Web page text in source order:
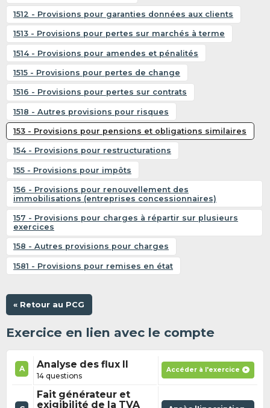
1512 - Provisions pour garanties données aux clients
1513 - Provisions pour pertes sur marchés à terme
1514 - Provisions pour amendes et pénalités
1515 - Provisions pour pertes de change
1516 - Provisions pour pertes sur contrats
1518 - Autres provisions pour risques
153 - Provisions pour pensions et obligations similaires
154 - Provisions pour restructurations
155 - Provisions pour impôts
156 - Provisions pour renouvellement des
immobilisations (entreprises concessionnaires)
157 - Provisions pour charges à répartir sur plusieurs
exercices
158 - Autres provisions pour charges
1581 - Provisions pour remises en état
« Retour au PCG
Exercice en lien avec le compte
A Analyse des flux II
14 questions
Accéder à l'exercice
Fait générateur et
exigibilité de la TVA